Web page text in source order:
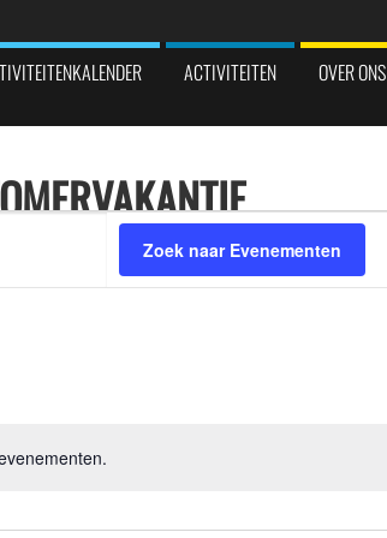
ACTIVITEITEN OVER ONS
Zoek naar Evenementen